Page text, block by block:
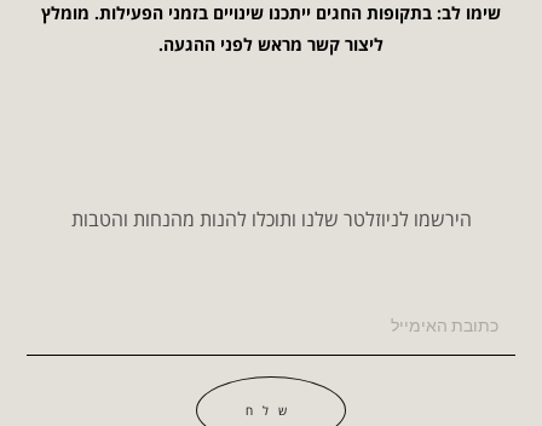
שימו לב: בתקופות החגים ייתכנו שינויים בזמני הפעילות. מומלץ
ליצור קשר מראש לפני ההגעה.
הירשמו לניוזלטר שלנו ותוכלו להנות מהנחות והטבות
שלח